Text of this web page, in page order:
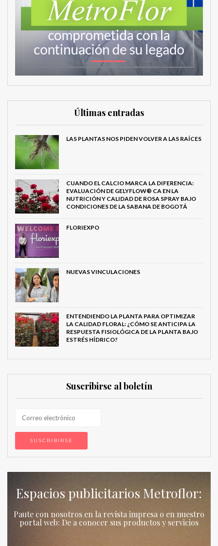
Últimas entradas
LAS PLANTAS NOS PIDEN VOLVER A LAS RAÍCES
CUANDO EL CALCIO MARCA LA DIFERENCIA:
EVALUACIÓN DE GELYFLOW® CA EN LA
NUTRICIÓN Y CALIDAD DE ROSA SPRAY BAJO
CONDICIONES DE LA SABANA DE BOGOTÁ
FLORIEXPO
NUEVAS VINCULACIONES
ENTENDIENDO LA PLANTA PARA OPTIMIZAR
LA CALIDAD FLORAL: ¿CÓMO SE ANTICIPA LA
RESPUESTA FISIOLÓGICA DE LA PLANTA BAJO
ESTRÉS HÍDRICO?
Suscribirse al boletín
Espacios publicitarios Metroflor:
Paute con nosotros en la revista impresa o en nuestro
portal web: De a conocer sus productos y servicios